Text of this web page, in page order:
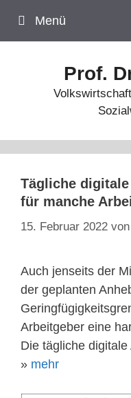
Inhalt
springen
Menü
Prof.
Tägliche
für manche
15. Februar 2022 von
Auch jenseits der
der geplanten
Arbeitgeber eine
Die tägliche
» mehr